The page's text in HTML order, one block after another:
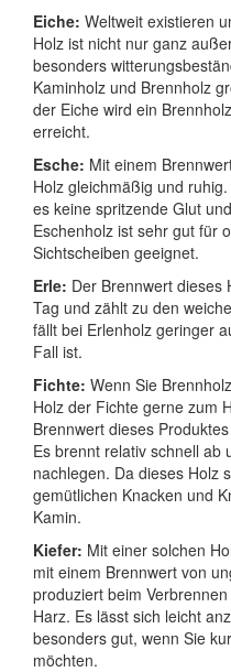
Eiche: Weltweit existieren
Holz ist nicht nur ganz
besonders
Kaminholz und Brennholz
der Eiche wird ein
erreicht.
Esche: Mit einem
Holz gleichmäßig und
es keine spritzende Glut
Eschenholz ist sehr gut für
Sichtscheiben geeignet.
Erle: Der Brennwert dieses
Tag und zählt zu den
fällt bei Erlenholz geringer
Fall ist.
Fichte: Wenn Sie
Holz der Fichte gerne zum
Brennwert dieses
Es brennt relativ schnell ab
nachlegen. Da dieses Holz
gemütlichen Knacken und
Kamin.
Kiefer: Mit einer solchen
mit einem Brennwert von
produziert beim
Harz. Es lässt sich leicht
besonders gut, wenn Sie
möchten.